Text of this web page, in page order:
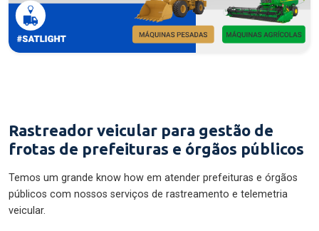
Rastreador veicular para gestão de
frotas de prefeituras e órgãos públicos
Temos um grande know how em atender prefeituras e órgãos
públicos com nossos serviços de rastreamento e telemetria
veicular.